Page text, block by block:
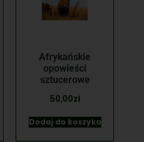
Afrykańskie
opowieści
sztucerowe
50,00zł
Dodaj do koszyka